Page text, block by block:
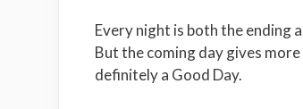
Every night is both the ending
But the coming day gives
definitely a Good Day.